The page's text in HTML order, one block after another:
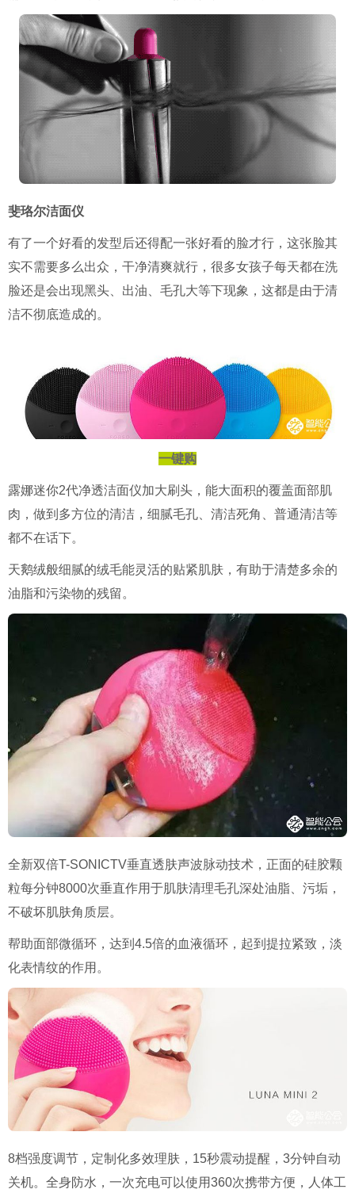
斐珞尔洁面仪
有了一个好看的发型后还得配一张好看的脸才行，这张脸其
实不需要多么出众，干净清爽就行，很多女孩子每天都在洗
脸还是会出现黑头、出油、毛孔大等下现象，这都是由于清
洁不彻底造成的。
一键购
露娜迷你2代净透洁面仪加大刷头，能大面积的覆盖面部肌
肉，做到多方位的清洁，细腻毛孔、清洁死角、普通清洁等
都不在话下。
天鹅绒般细腻的绒毛能灵活的贴紧肌肤，有助于清楚多余的
油脂和污染物的残留。
全新双倍T-SONICTV垂直透肤声波脉动技术，正面的硅胶颗
粒每分钟8000次垂直作用于肌肤清理毛孔深处油脂、污垢，
不破坏肌肤角质层。
帮助面部微循环，达到 4.5倍的血液循环，起到提拉紧致，淡
化表情纹的作用。
8档强度调节，定制化多效理肤， 15秒震动提醒， 3分钟自动
关机。全身防水，一次充电可以使用360次携带方便，人体工